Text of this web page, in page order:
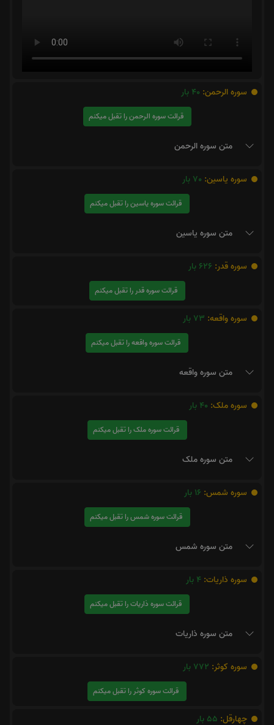
سوره الرحمن: 40 بار
قرائت سوره الرحمن را تقبل میکنم
متن سوره الرحمن
سوره یاسین: 70 بار
قرائت سوره یاسین را تقبل میکنم
متن سوره یاسین
سوره قدر: 626 بار
قرائت سوره قدر را تقبل میکنم
سوره واقعه: 73 بار
قرائت سوره واقعه را تقبل میکنم
متن سوره واقعه
سوره ملک: 40 بار
قرائت سوره ملک را تقبل میکنم
متن سوره ملک
سوره شمس: 16 بار
قرائت سوره شمس را تقبل میکنم
متن سوره شمس
سوره ذاریات: 4 بار
قرائت سوره ذاریات را تقبل میکنم
متن سوره ذاریات
سوره کوثر: 772 بار
قرائت سوره کوثر را تقبل میکنم
چهارقل: 55 بار